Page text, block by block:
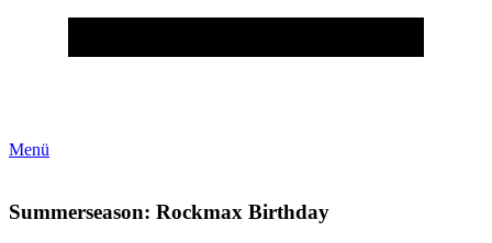
Menü
Summerseason: Rockmax Birthday